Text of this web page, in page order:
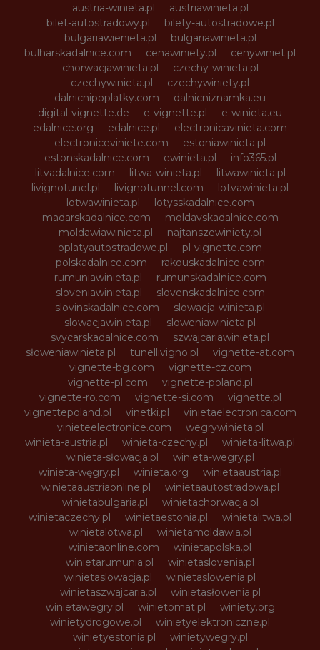
austria-winieta.pl
austriawinieta.pl
bilet-autostradowy.pl
bilety-autostradowe.pl
bulgariawienieta.pl
bulgariawinieta.pl
bulharskadalnice.com
cenawiniety.pl
cenywiniet.pl
chorwacjawinieta.pl
czechy-winieta.pl
czechywinieta.pl
czechywiniety.pl
dalnicnipoplatky.com
dalnicniznamka.eu
digital-vignette.de
e-vignette.pl
e-winieta.eu
edalnice.org
edalnice.pl
electronicavinieta.com
electroniceviniete.com
estoniawinieta.pl
estonskadalnice.com
ewinieta.pl
info365.pl
litvadalnice.com
litwa-winieta.pl
litwawinieta.pl
livignotunel.pl
livignotunnel.com
lotvawinieta.pl
lotwawinieta.pl
lotysskadalnice.com
madarskadalnice.com
moldavskadalnice.com
moldawiawinieta.pl
najtanszewiniety.pl
oplatyautostradowe.pl
pl-vignette.com
polskadalnice.com
rakouskadalnice.com
rumuniawinieta.pl
rumunskadalnice.com
sloveniawinieta.pl
slovenskadalnice.com
slovinskadalnice.com
slowacja-winieta.pl
slowacjawinieta.pl
sloweniawinieta.pl
svycarskadalnice.com
szwajcariawinieta.pl
słoweniawinieta.pl
tunellivigno.pl
vignette-at.com
vignette-bg.com
vignette-cz.com
vignette-pl.com
vignette-poland.pl
vignette-ro.com
vignette-si.com
vignette.pl
vignettepoland.pl
vinetki.pl
vinietaelectronica.com
vinieteelectronice.com
wegrywinieta.pl
winieta-austria.pl
winieta-czechy.pl
winieta-litwa.pl
winieta-słowacja.pl
winieta-wegry.pl
winieta-węgry.pl
winieta.org
winietaaustria.pl
winietaaustriaonline.pl
winietaautostradowa.pl
winietabulgaria.pl
winietachorwacja.pl
winietaczechy.pl
winietaestonia.pl
winietalitwa.pl
winietalotwa.pl
winietamoldawia.pl
winietaonline.com
winietapolska.pl
winietarumunia.pl
winietaslovenia.pl
winietaslowacja.pl
winietaslowenia.pl
winietaszwajcaria.pl
winietasłowenia.pl
winietawegry.pl
winietomat.pl
winiety.org
winietydrogowe.pl
winietyelektroniczne.pl
winietyestonia.pl
winietywegry.pl